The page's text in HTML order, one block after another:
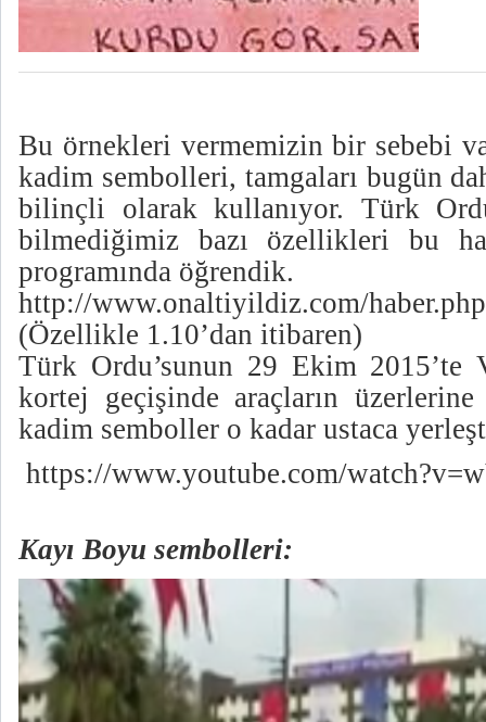
Bu örnekleri vermemizin bir sebebi
kadim sembolleri, tamgaları bugün
bilinçli olarak kullanıyor. Türk
bilmediğimiz bazı özellikleri bu
programında öğrendik.
http://www.onaltiyildiz.com/
(Özellikle 1.10’dan itibaren)
Türk Ordu’sunun 29 Ekim 2015’te
kortej geçişinde araçların
kadim semboller o kadar ustaca
https://www.youtube.com/
Kayı Boyu sembolleri: